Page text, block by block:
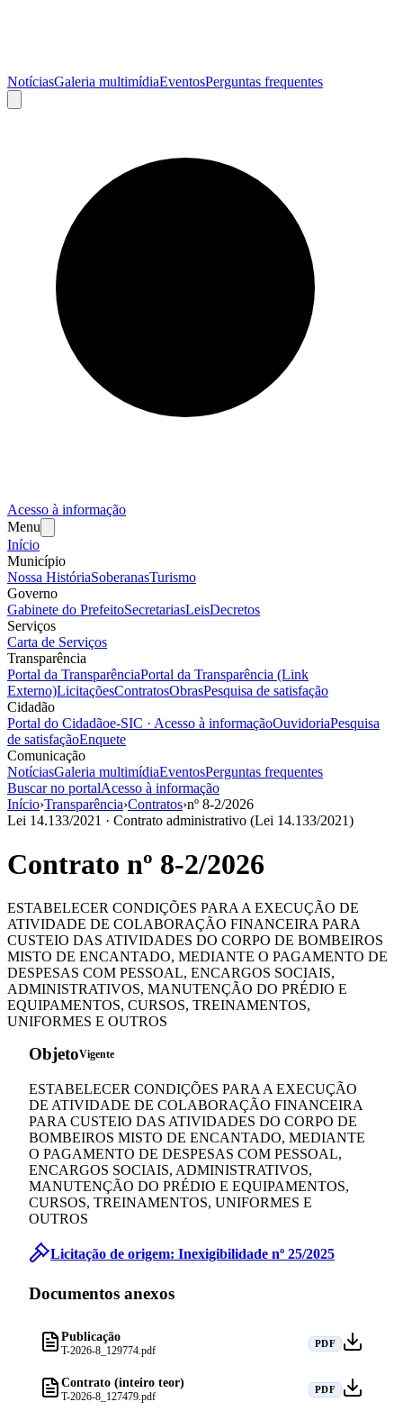
NotíciasGaleria multimídiaEventosPerguntas frequentes
Acesso à informação
Menu
Início
Município
Nossa HistóriaSoberanasTurismo
Governo
Gabinete do PrefeitoSecretariasLeisDecretos
Serviços
Carta de Serviços
Transparência
Portal da TransparênciaPortal da Transparência (Link
Externo)LicitaçõesContratosObrasPesquisa de satisfação
Cidadão
Portal do Cidadãoe-SIC · Acesso à informaçãoOuvidoriaPesquisa
de satisfaçãoEnquete
Comunicação
NotíciasGaleria multimídiaEventosPerguntas frequentes
Buscar no portalAcesso à informação
Início›Transparência›Contratos›nº 8-2/2026
Lei 14.133/2021 · Contrato administrativo (Lei 14.133/2021)
Contrato nº 8-2/2026
ESTABELECER CONDIÇÕES PARA A EXECUÇÃO DE
ATIVIDADE DE COLABORAÇÃO FINANCEIRA PARA
CUSTEIO DAS ATIVIDADES DO CORPO DE BOMBEIROS
MISTO DE ENCANTADO, MEDIANTE O PAGAMENTO DE
DESPESAS COM PESSOAL, ENCARGOS SOCIAIS,
ADMINISTRATIVOS, MANUTENÇÃO DO PRÉDIO E
EQUIPAMENTOS, CURSOS, TREINAMENTOS,
UNIFORMES E OUTROS
ObjetoVigente
ESTABELECER CONDIÇÕES PARA A EXECUÇÃO
DE ATIVIDADE DE COLABORAÇÃO FINANCEIRA
PARA CUSTEIO DAS ATIVIDADES DO CORPO DE
BOMBEIROS MISTO DE ENCANTADO, MEDIANTE
O PAGAMENTO DE DESPESAS COM PESSOAL,
ENCARGOS SOCIAIS, ADMINISTRATIVOS,
MANUTENÇÃO DO PRÉDIO E EQUIPAMENTOS,
CURSOS, TREINAMENTOS, UNIFORMES E
OUTROS
Licitação de origem: Inexigibilidade nº 25/2025
Documentos anexos
Publicação
T-2026-8_129774.pdf
PDF
Contrato (inteiro teor)
T-2026-8_127479.pdf
PDF